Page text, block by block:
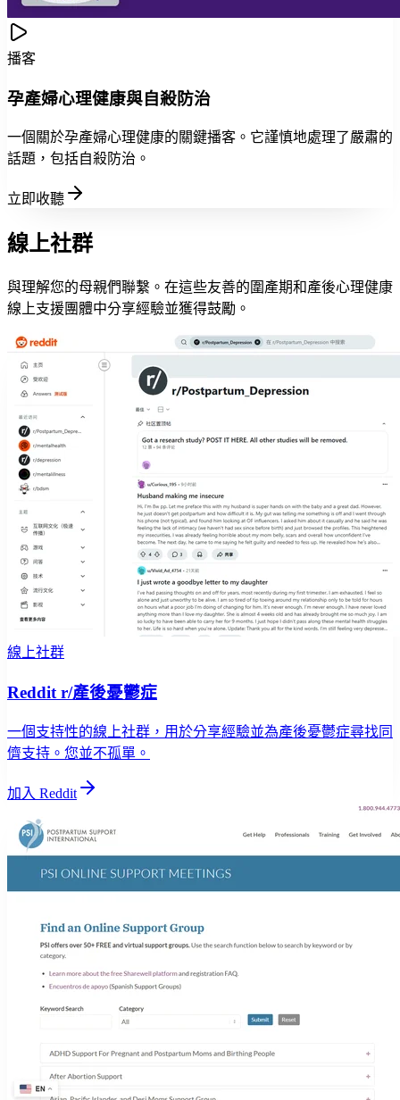
播客
孕產婦心理健康與自殺防治
一個關於孕產婦心理健康的關鍵播客。它謹慎地處理了嚴肅的
話題，包括自殺防治。
立即收聽
線上社群
與理解您的母親們聯繫。在這些友善的圍產期和產後心理健康
線上支援團體中分享經驗並獲得鼓勵。
線上社群
Reddit r/產後憂鬱症
一個支持性的線上社群，用於分享經驗並為產後憂鬱症尋找同
儕支持。您並不孤單。
加入 Reddit